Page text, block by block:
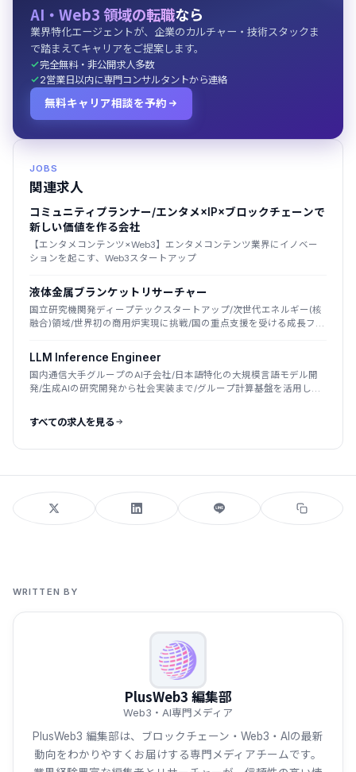
AI・Web3 領域の転職なら
業界特化エージェントが、企業のカルチャー・技術スタックま
で踏まえてキャリアをご提案します。
完全無料・非公開求人多数
2営業日以内に専門コンサルタントから連絡
無料キャリア相談を予約
JOBS
関連求人
コミュニティプランナー/エンタメ×IP×ブロックチェーンで
新しい価値を作る会社
【エンタメコンテンツ×Web3】エンタメコンテンツ業界にイノベー
ションを起こす、Web3スタートアップ
液体金属ブランケットリサーチャー
国立研究機関発ディープテックスタートアップ/次世代エネルギー(核
融合)領域/世界初の商用炉実現に挑戦/国の重点支援を受ける成長フェ
LLM Inference Engineer
国内通信大手グループのAI子会社/日本語特化の大規模言語モデル開
発/生成AIの研究開発から社会実装まで/グループ計算基盤を活用した
すべての求人を見る
WRITTEN BY
PlusWeb3 編集部
Web3・AI専門メディア
PlusWeb3 編集部は、ブロックチェーン・Web3・AIの最新
動向をわかりやすくお届けする専門メディアチームです。